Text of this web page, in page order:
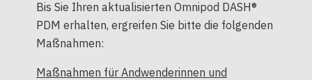
Bis Sie Ihren aktualisierten Omnipod DASH®
PDM erhalten, ergreifen Sie bitte die folgenden
Maßnahmen:
Maßnahmen für Andwenderinnen und